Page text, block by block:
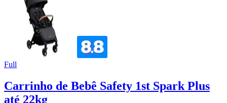
Full
Carrinho de Bebê Safety 1st Spark Plus
até 22kg